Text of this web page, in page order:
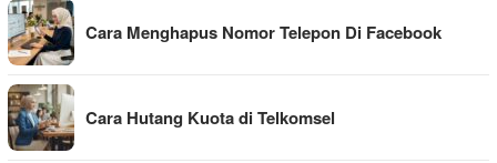
Cara Menghapus Nomor Telepon Di Facebook
Cara Hutang Kuota di Telkomsel